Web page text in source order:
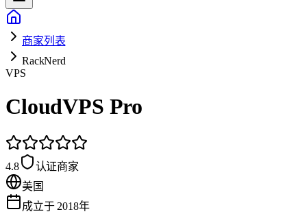
商家列表
RackNerd
VPS
CloudVPS Pro
4.8
认证商家
美国
成立于 2018年